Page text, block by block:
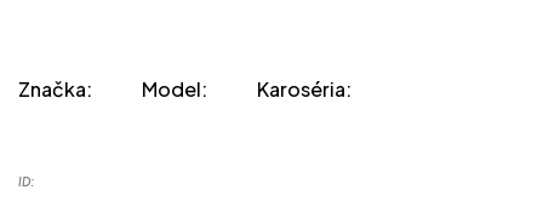
Značka: Model: Karoséria:
ID: